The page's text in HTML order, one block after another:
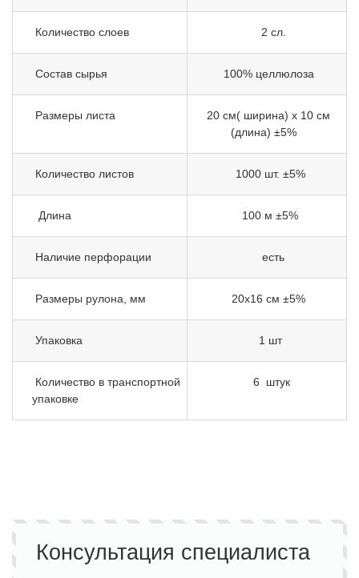
Количество слоев 2 сл.
Состав сырья 100% целлюлоза
Размеры листа
20 см( ширина) х 10 см
(длина) ±5%
Количество листов 1000 шт. ±5%
Длина 100 м ±5%
Наличие перфорации есть
Размеры рулона, мм 20х16 см ±5%
Упаковка 1 шт
Количество в транспортной
упаковке
6 штук
Консультация специалиста